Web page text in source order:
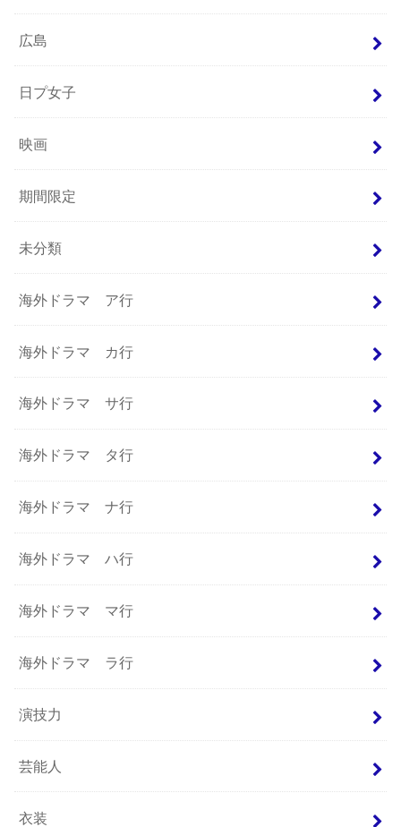
広島
日プ女子
映画
期間限定
未分類
海外ドラマ ア行
海外ドラマ カ行
海外ドラマ サ行
海外ドラマ タ行
海外ドラマ ナ行
海外ドラマ ハ行
海外ドラマ マ行
海外ドラマ ラ行
演技力
芸能人
衣装